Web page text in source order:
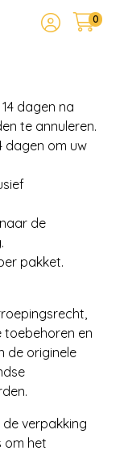
0
dagen na
te annuleren.
dagen om uw
de
pakket.
toebehoren en
de originele
verpakking
om het